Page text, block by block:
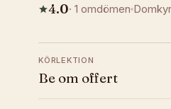
4.0· 1 omdömen
KÖRLEKTION
Be om offert